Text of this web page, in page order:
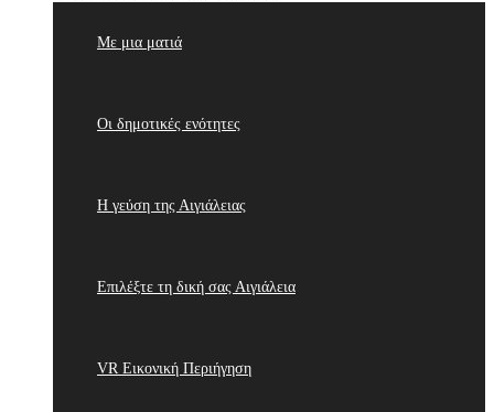
Με μια ματιά
Οι δημοτικές ενότητες
Η γεύση της Αιγιάλειας
Επιλέξτε τη δική σας Αιγιάλεια
VR Εικονική Περιήγηση